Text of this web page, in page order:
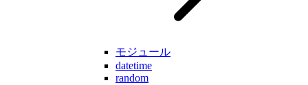
モジュール
datetime
random